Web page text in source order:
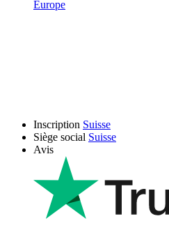
Europe
Inscription Suisse
Siège social Suisse
Avis